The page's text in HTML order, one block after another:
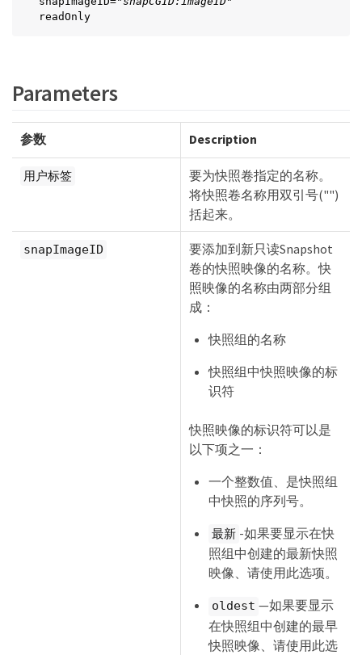
readOnly
Parameters
参数 Description
用户标签
要为快照卷指定的名称。
将快照卷名称用双引号("")
括起来。
snapImageID
要添加到新只读Snapshot
卷的快照映像的名称。快
照映像的名称由两部分组
成：
快照组的名称
快照组中快照映像的标
识符
快照映像的标识符可以是
以下项之一：
一个整数值、是快照组
中快照的序列号。
最新 -如果要显示在快
照组中创建的最新快照
映像、请使用此选项。
oldest —如果要显示
在快照组中创建的最早
快照映像、请使用此选